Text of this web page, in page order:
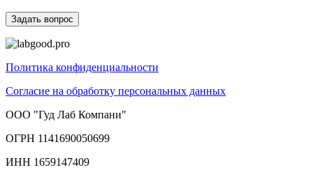
Политика конфиденциальности
Согласие на обработку персональных данных
ООО "Гуд Лаб Компани"
ОГРН 1141690050699
ИНН 1659147409